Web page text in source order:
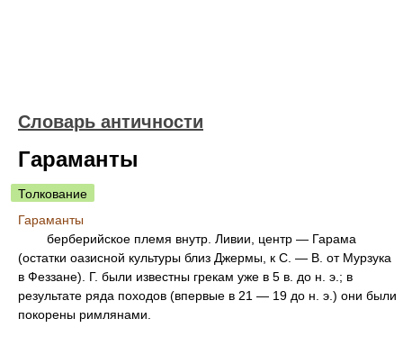
Словарь античности
Гараманты
Толкование
Гараманты
берберийское племя внутр. Ливии, центр — Гарама
(остатки оазисной культуры близ Джермы, к С. — В. от Мурзука
в Феззане). Г. были известны грекам уже в 5 в. до н. э.; в
результате ряда походов (впервые в 21 — 19 до н. э.) они были
покорены римлянами.